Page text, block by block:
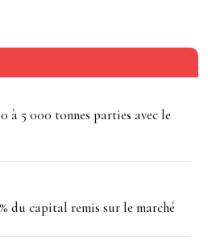
à 5 000 tonnes parties avec le
du capital remis sur le marché